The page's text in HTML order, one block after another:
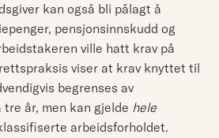
kan også bli pålagt å
pensjonsinnskudd og
ville hatt krav på
viser at krav knyttet til
begrenses av
år, men kan gjelde hele
arbeidsforholdet.